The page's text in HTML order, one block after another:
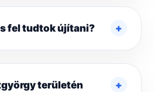
fel tudtok újítani?
területén